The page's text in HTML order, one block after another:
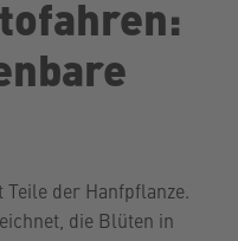
der Hanfpflanze.
die Blüten in